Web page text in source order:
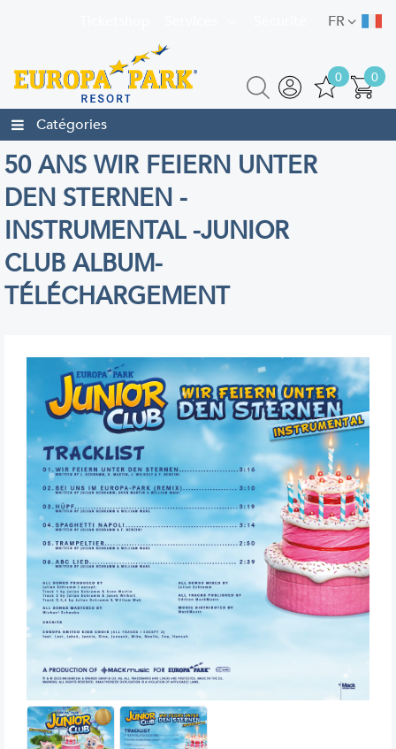
FR
0
0
Catégories
50 ANS WIR FEIERN UNTER
DEN STERNEN -
INSTRUMENTAL -JUNIOR
CLUB ALBUM-
TÉLÉCHARGEMENT